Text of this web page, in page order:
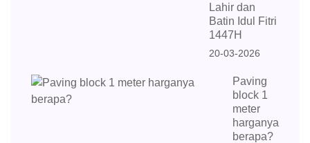
Lahir dan
Batin Idul Fitri
1447H
20-03-2026
Paving
block 1
meter
harganya
berapa?